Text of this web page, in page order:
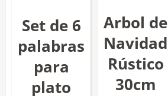
Set de 6
palabras
para
plato
Arbol de
Navidad
Rústico
30cm